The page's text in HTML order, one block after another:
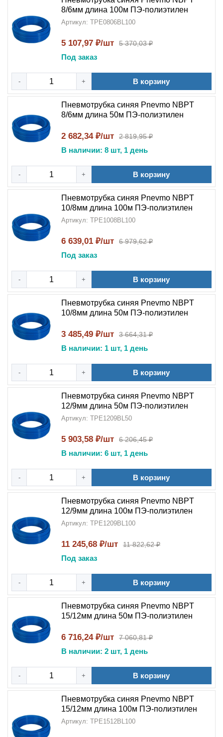
8/6мм длина 100м ПЭ-полиэтилен
Артикул: TPE0806BL100
5 107,97 ₽/шт 5 370,03 ₽
Под заказ
- + В корзину
Пневмотрубка синяя Pnevmo NBPT
8/6мм длина 50м ПЭ-полиэтилен
2 682,34 ₽/шт 2 819,95 ₽
В наличии: 8 шт, 1 день
- + В корзину
Пневмотрубка синяя Pnevmo NBPT
10/8мм длина 100м ПЭ-полиэтилен
Артикул: TPE1008BL100
6 639,01 ₽/шт 6 979,62 ₽
Под заказ
- + В корзину
Пневмотрубка синяя Pnevmo NBPT
10/8мм длина 50м ПЭ-полиэтилен
3 485,49 ₽/шт 3 664,31 ₽
В наличии: 1 шт, 1 день
- + В корзину
Пневмотрубка синяя Pnevmo NBPT
12/9мм длина 50м ПЭ-полиэтилен
Артикул: TPE1209BL50
5 903,58 ₽/шт 6 206,45 ₽
В наличии: 6 шт, 1 день
- + В корзину
Пневмотрубка синяя Pnevmo NBPT
12/9мм длина 100м ПЭ-полиэтилен
Артикул: TPE1209BL100
11 245,68 ₽/шт 11 822,62 ₽
Под заказ
- + В корзину
Пневмотрубка синяя Pnevmo NBPT
15/12мм длина 50м ПЭ-полиэтилен
6 716,24 ₽/шт 7 060,81 ₽
В наличии: 2 шт, 1 день
- + В корзину
Пневмотрубка синяя Pnevmo NBPT
15/12мм длина 100м ПЭ-полиэтилен
Артикул: TPE1512BL100